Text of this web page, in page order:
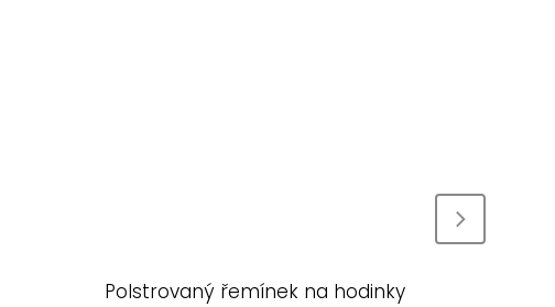
Polstrovaný řemínek na hodinky